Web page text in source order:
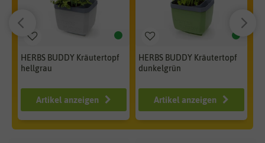
HERBS BUDDY Kräutertopf
hellgrau
ab 12,99 €
Artikel anzeigen
HERBS BUDDY Kräutertopf
dunkelgrün
ab 12,99 €
Artikel anzeigen